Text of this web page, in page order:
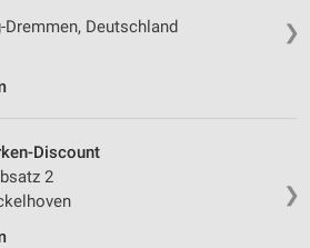
❯
Dremmen, Deutschland
❯
Discount
2